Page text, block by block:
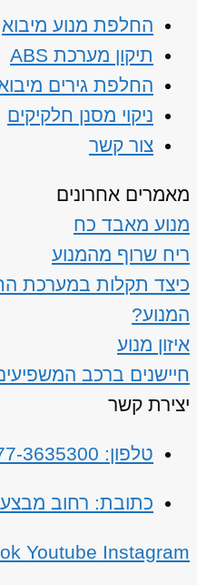
החלפת מנוע מיבוא
תיקון מערכת ABS
החלפת גירים
ניקוי מסנן חלקיקים
צור קשר
מאמרים אחרונים
מנוע מאבד כח
ריח שרוף מהמנוע
כיצד תקלות במערכת
המנוע?
איזון מנוע
חיישנים ברכב
יצירת קשר
טלפון: 077-3635300
כתובת: רחוב מבצע קדש 55,
Youtube Instagram